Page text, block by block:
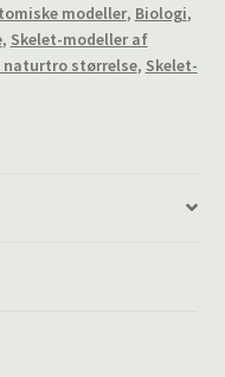
modeller, Biologi,
, Skelet-modeller af
naturtro størrelse, Skelet-